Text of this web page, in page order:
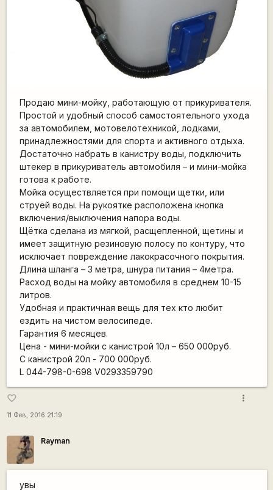
Продаю мини-мойку, работающую от прикуривателя.
Простой и удобный способ самостоятельного ухода
за автомобилем, мотовелотехникой, лодками,
принадлежностями для спорта и активного отдыха.
Достаточно набрать в канистру воды, подключить
штекер в прикуриватель автомобиля – и мини-мойка
готова к работе.
Мойка осуществляется при помощи щетки, или
струёй воды. На рукоятке расположена кнопка
включения/выключения напора воды.
Щётка сделана из мягкой, расщепленной, щетины и
имеет защитную резиновую полосу по контуру, что
исключает повреждение лакокрасочного покрытия.
Длина шланга – 3 метра, шнура питания – 4метра.
Расход воды на мойку автомобиля в среднем 10-15
литров.
Удобная и практичная вещь для тех кто любит
ездить на чистом велосипеде.
Гарантия 6 месяцев.
Цена - мини-мойки с канистрой 10л – 650 000руб.
С канистрой 20л - 700 000руб.
L 044-798-0-698 V0293359790
favorite_border
11 Фев, 2016 21:19
more_vert
Rаyman
увы